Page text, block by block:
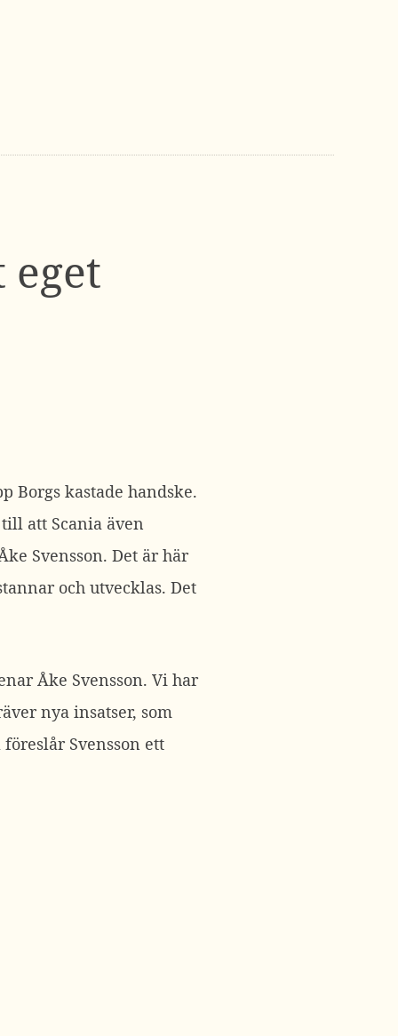
Borgs kastade handske.
att Scania även
Svensson. Det är här
och utvecklas. Det
Åke Svensson. Vi har
nya insatser, som
Svensson ett